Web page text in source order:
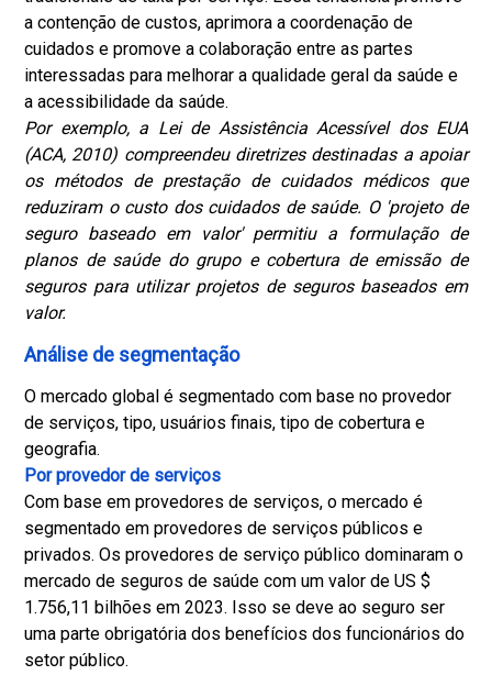
a contenção de custos, aprimora a coordenação de
cuidados e promove a colaboração entre as partes
interessadas para melhorar a qualidade geral da saúde e
a acessibilidade da saúde.
Por exemplo, a Lei de Assistência Acessível dos EUA
(ACA, 2010) compreendeu diretrizes destinadas a apoiar
os métodos de prestação de cuidados médicos que
reduziram o custo dos cuidados de saúde. O 'projeto de
seguro baseado em valor' permitiu a formulação de
planos de saúde do grupo e cobertura de emissão de
seguros para utilizar projetos de seguros baseados em
valor.
Análise de segmentação
O mercado global é segmentado com base no provedor
de serviços, tipo, usuários finais, tipo de cobertura e
geografia.
Por provedor de serviços
Com base em provedores de serviços, o mercado é
segmentado em provedores de serviços públicos e
privados. Os provedores de serviço público dominaram o
mercado de seguros de saúde com um valor de US $
1.756,11 bilhões em 2023. Isso se deve ao seguro ser
uma parte obrigatória dos benefícios dos funcionários do
setor público.